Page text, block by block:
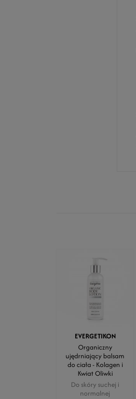
EVERGETIKON
Organiczny
ujędrniający balsam
do ciała - Kolagen i
Kwiat Oliwki
Do skóry suchej i
normalnej